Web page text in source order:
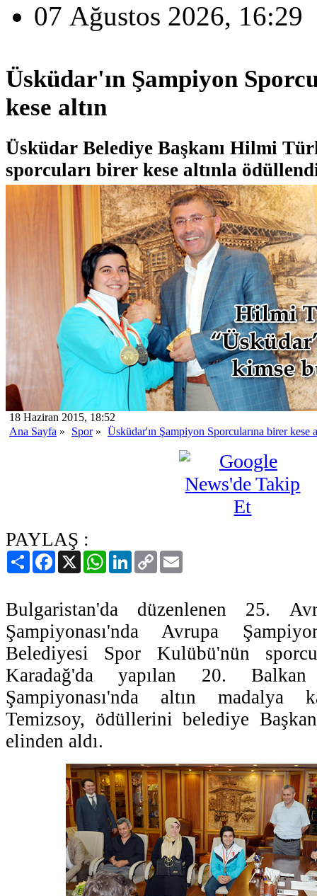
07 Ağustos 2026, 16:29
Üsküdar'ın Şampiyon
kese altın
Üsküdar Belediye Başkanı Hilmi
sporcuları birer kese altınla
18 Haziran 2015, 18:52
Ana Sayfa » Spor» Üsküdar'ın Şampiyon Sporcularına birer kese
PAYLAŞ :
PaylaşFacebook
X WhatsAppLinkedIn
Copy
Link
Bulgaristan'da düzenlenen 25.
Şampiyonası'nda Avrupa
Belediyesi Spor Kulübü'nün
Karadağ'da yapılan 20.
Şampiyonası'nda altın madalya
Temizsoy, ödüllerini belediye
elinden aldı.